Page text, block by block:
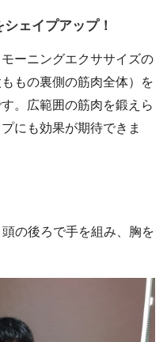
ェイプアップ！
ーニングエクササイズの
もの裏側の筋肉全体）を
。広範囲の筋肉を鍛えら
にも効果が期待できま
の後ろで手を組み、胸を